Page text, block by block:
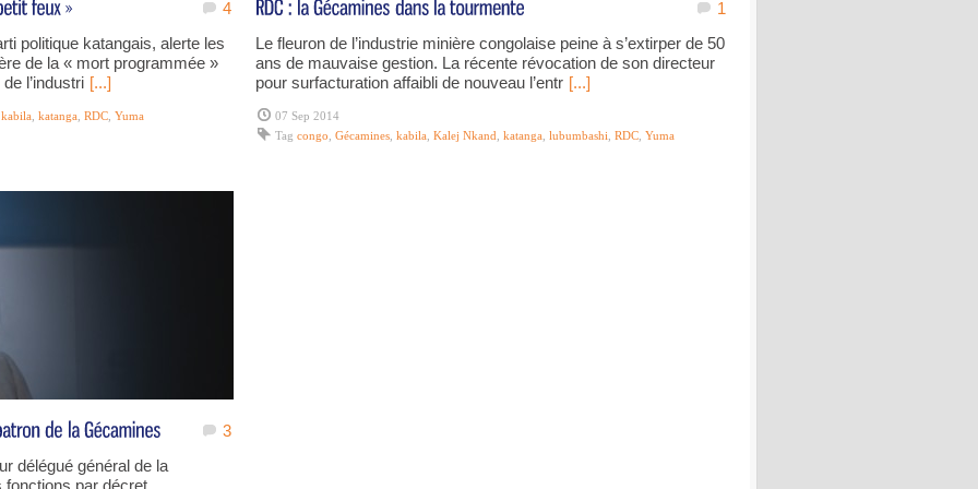
4
politique katangais, alerte les
de la « mort programmée »
l’industri [...]
kabila katanga RDC Yuma
1
Le fleuron de l’industrie minière congolaise peine à s’extirper de 50
ans de mauvaise gestion. La récente révocation de son directeur
pour surfacturation affaibli de nouveau l’entr [...]
07 Sep 2014
Tag congo Gécamines kabila Kalej Nkand katanga lubumbashi RDC Yuma
3
délégué général de la